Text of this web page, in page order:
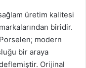
üretim kalitesi
biridir.
modern
bir araya
Orijinal